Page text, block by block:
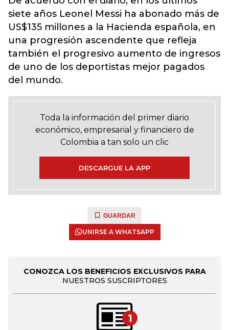
siete años Leonel Messi ha abonado más de
US$135 millones a la Hacienda española, en
una progresión ascendente que refleja
también el progresivo aumento de ingresos
de uno de los deportistas mejor pagados
del mundo.
Toda la información del primer diario
económico, empresarial y financiero de
Colombia a tan solo un clic
DESCARGUE LA APP
GUARDAR
UNIRSE A WHATSAPP
CONOZCA LOS BENEFICIOS EXCLUSIVOS PARA
NUESTROS SUSCRIPTORES
1